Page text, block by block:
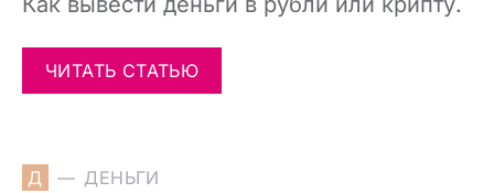
ЧИТАТЬ СТАТЬЮ
Д ДЕНЬГИ